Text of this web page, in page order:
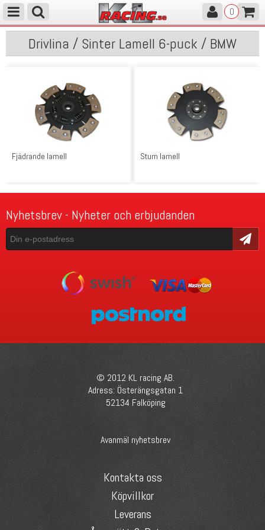
0
Drivlina / Sinter Lamell 6-puck / BMW
Fjädrande lamell Stum lamell
Nyhetsbrev - Nyheter och erbjudanden
Skicka
© 2012 KL racing AB.
Adress: Österängsgatan 1
52134 Falköping
Avanmäl nyhetsbrev
Kontakta oss
Köpvillkor
Leverans